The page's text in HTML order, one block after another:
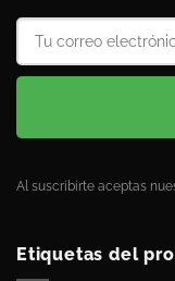
Al suscribirte aceptas
Etiquetas del